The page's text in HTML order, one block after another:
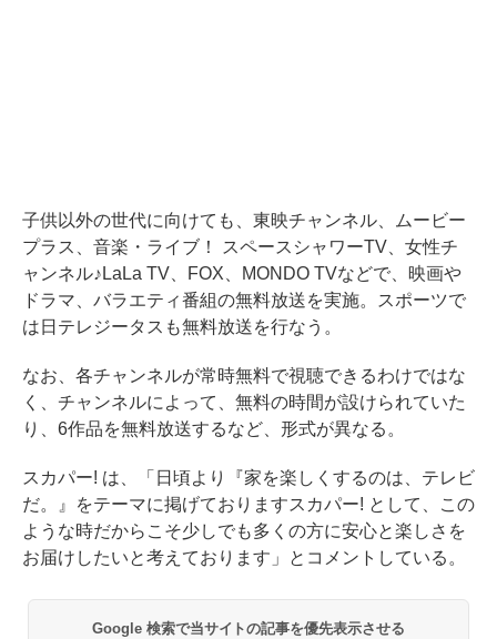
子供以外の世代に向けても、東映チャンネル、ムービー
プラス、音楽・ライブ！ スペースシャワーTV、女性チ
ャンネル♪LaLa TV、FOX、MONDO TVなどで、映画や
ドラマ、バラエティ番組の無料放送を実施。スポーツで
は日テレジータスも無料放送を行なう。
なお、各チャンネルが常時無料で視聴できるわけではな
く、チャンネルによって、無料の時間が設けられていた
り、6作品を無料放送するなど、形式が異なる。
スカパー! は、「日頃より『家を楽しくするのは、テレビ
だ。』をテーマに掲げておりますスカパー! として、この
ような時だからこそ少しでも多くの方に安心と楽しさを
お届けしたいと考えております」とコメントしている。
Google 検索で当サイトの記事を優先表示させる